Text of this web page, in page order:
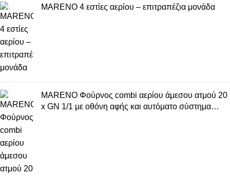
MARENO 4 εστίες αερίου – επιτραπέζια μονάδα
MARENO Φούρνος combi αερίου άμεσου ατμού 20
x GN 1/1 με οθόνη αφής και αυτόματο σύστημα